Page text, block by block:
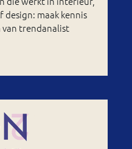
maak kennis
trendanalist